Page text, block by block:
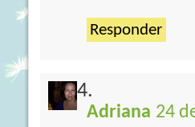
Responder
Adriana 24